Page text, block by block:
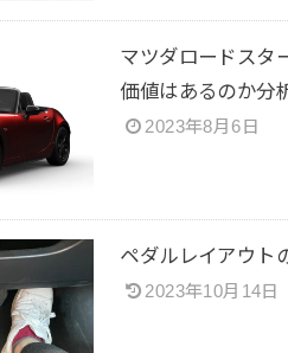
マツダロードス
価値はあるのか分
2023年8月6日
ペダルレイアウト
2023年10月14日